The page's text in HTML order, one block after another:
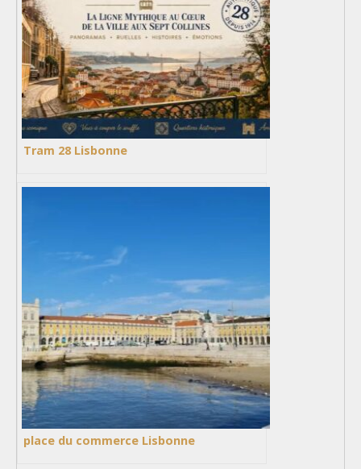
Tram 28 Lisbonne
place du commerce Lisbonne